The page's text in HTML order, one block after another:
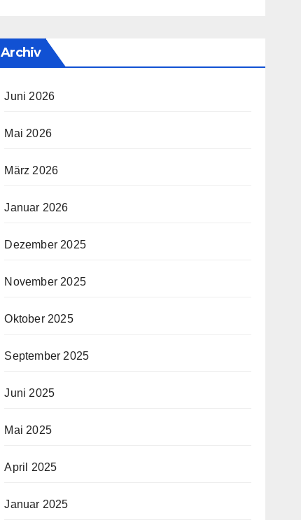
Archiv
Juni 2026
Mai 2026
März 2026
Januar 2026
Dezember 2025
November 2025
Oktober 2025
September 2025
Juni 2025
Mai 2025
April 2025
Januar 2025